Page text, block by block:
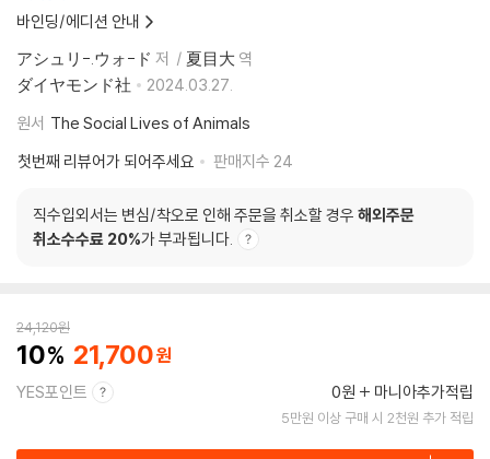
바인딩/에디션 안내
アシュリ-.ウォ-ド 저 夏目大 역
ダイヤモンド社
2024.03.27.
원서 The Social Lives of Animals
첫번째 리뷰어가 되어주세요
판매지수 24
직수입외서는 변심/착오로 인해 주문을 취소할 경우 해외주문
취소수수료 20%가 부과됩니다.
24,120원
10 21,700
YES포인트 0원 마니아추가적립
5만원 이상 구매 시 2천원 추가 적립